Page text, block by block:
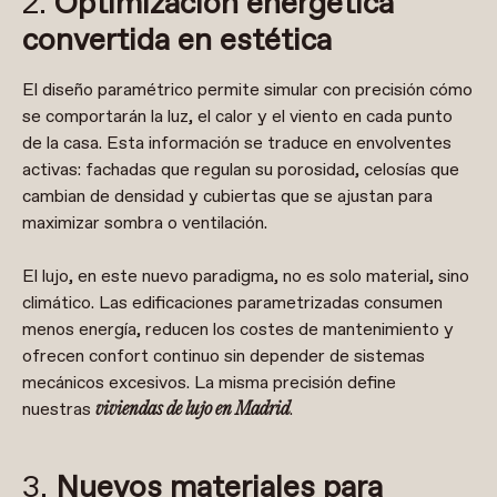
convertida en estética
El diseño paramétrico permite simular con precisión cómo
se comportarán la luz, el calor y el viento en cada punto
de la casa. Esta información se traduce en envolventes
activas: fachadas que regulan su porosidad, celosías que
cambian de densidad y cubiertas que se ajustan para
maximizar sombra o ventilación.
El lujo, en este nuevo paradigma, no es solo material, sino
climático. Las edificaciones parametrizadas consumen
menos energía, reducen los costes de mantenimiento y
ofrecen confort continuo sin depender de sistemas
mecánicos excesivos. La misma precisión define
nuestras viviendas de lujo en Madrid.
3. Nuevos materiales para